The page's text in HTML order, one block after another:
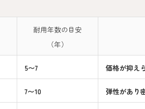
耐用年数の目安
（年）
5〜7 価格が抑え
7〜10 弾性があり